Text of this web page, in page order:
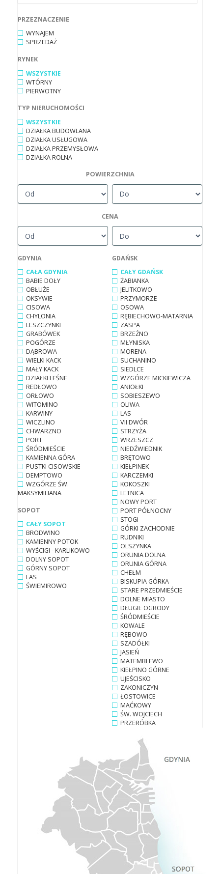
PRZEZNACZENIE
WYNAJEM
SPRZEDAŻ
RYNEK
WSZYSTKIE
WTÓRNY
PIERWOTNY
TYP NIERUCHOMOŚCI
WSZYSTKIE
DZIAŁKA BUDOWLANA
DZIAŁKA USŁUGOWA
DZIAŁKA PRZEMYSŁOWA
DZIAŁKA ROLNA
POWIERZCHNIA
CENA
GDYNIA
CAŁA GDYNIA
BABIE DOŁY
OBŁUŻE
OKSYWIE
CISOWA
CHYLONIA
LESZCZYNKI
GRABÓWEK
POGÓRZE
DĄBROWA
WIELKI KACK
MAŁY KACK
DZIAŁKI LEŚNE
REDŁOWO
ORŁOWO
WITOMINO
KARWINY
WICZLINO
CHWARZNO
PORT
ŚRÓDMIEŚCIE
KAMIENNA GÓRA
PUSTKI CISOWSKIE
DEMPTOWO
WZGÓRZE ŚW.
MAKSYMILIANA
SOPOT
CAŁY SOPOT
BRODWINO
KAMIENNY POTOK
WYŚCIGI - KARLIKOWO
DOLNY SOPOT
GÓRNY SOPOT
LAS
ŚWIEMIROWO
GDAŃSK
CAŁY GDAŃSK
ŻABIANKA
JELITKOWO
PRZYMORZE
OSOWA
RĘBIECHOWO-MATARNIA
ZASPA
BRZEŹNO
MŁYNISKA
MORENA
SUCHANINO
SIEDLCE
WZGÓRZE MICKIEWICZA
ANIOŁKI
SOBIESZEWO
OLIWA
LAS
VII DWÓR
STRZYŻA
WRZESZCZ
NIEDŹWIEDNIK
BRĘTOWO
KIEŁPINEK
KARCZEMKI
KOKOSZKI
LETNICA
NOWY PORT
PORT PÓŁNOCNY
STOGI
GÓRKI ZACHODNIE
RUDNIKI
OLSZYNKA
ORUNIA DOLNA
ORUNIA GÓRNA
CHEŁM
BISKUPIA GÓRKA
STARE PRZEDMIEŚCIE
DOLNE MIASTO
DŁUGIE OGRODY
ŚRÓDMIEŚCIE
KOWALE
RĘBOWO
SZADÓŁKI
JASIEŃ
MATEMBLEWO
KIEŁPINO GÓRNE
UJEŚCISKO
ZAKONICZYN
ŁOSTOWICE
MAĆKOWY
ŚW. WOJCIECH
PRZERÓBKA